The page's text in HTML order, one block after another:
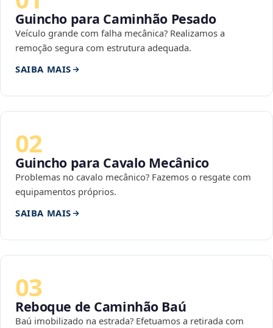
Guincho para Caminhão Pesado
Veículo grande com falha mecânica? Realizamos a
remoção segura com estrutura adequada.
SAIBA MAIS
02
Guincho para Cavalo Mecânico
Problemas no cavalo mecânico? Fazemos o resgate com
equipamentos próprios.
SAIBA MAIS
03
Reboque de Caminhão Baú
Baú imobilizado na estrada? Efetuamos a retirada com